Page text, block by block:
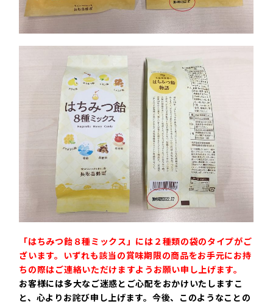
「はちみつ飴８種ミックス」には２種類の袋のタイプがご
ざいます。いずれも該当の賞味期限の商品をお手元にお持
ちの際はご連絡いただけますようお願い申し上げます。
お客様には多大なご迷惑とご心配をおかけいたしますこ
と、心よりお詫び申し上げます。今後、このようなことの